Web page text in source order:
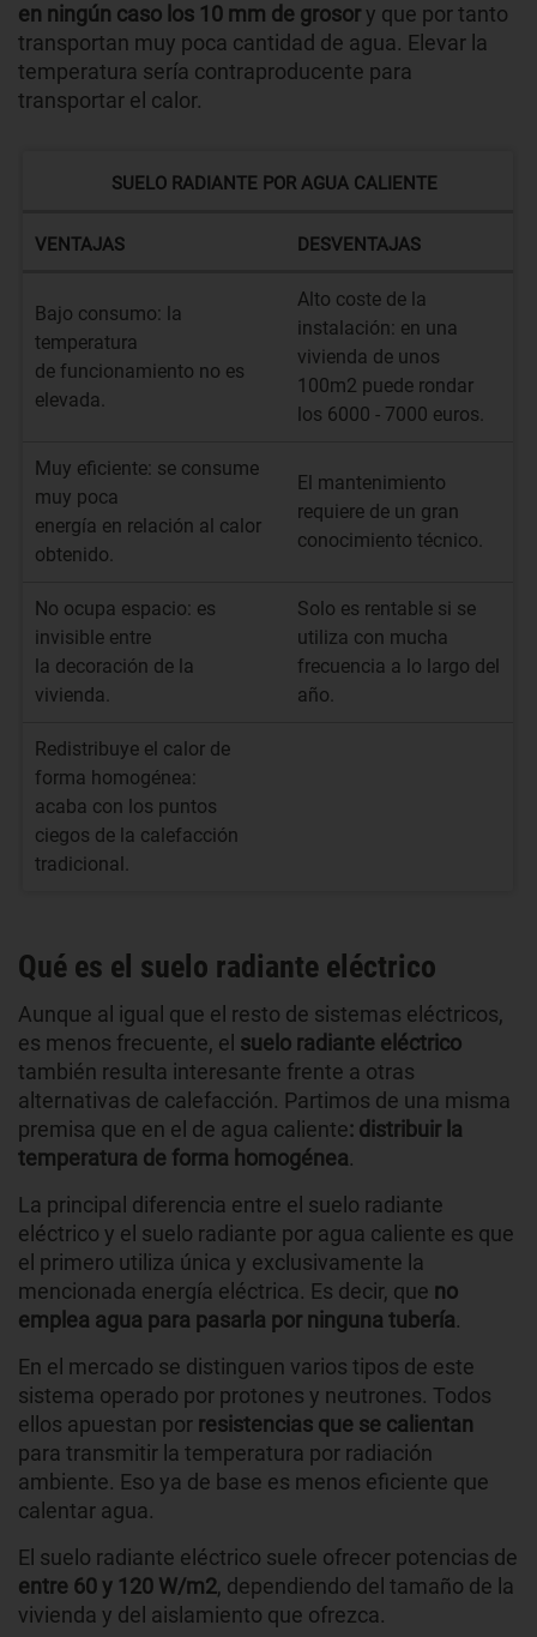
en ningún caso los 10 mm de grosory que por tanto
transportan muy poca cantidad de agua. Elevar la
temperatura sería contraproducente para
transportar el calor.
SUELO RADIANTE POR AGUA CALIENTE
VENTAJAS DESVENTAJAS
Bajo consumo: la
temperatura
de funcionamiento no es
elevada.
Alto coste de la
instalación: en una
vivienda de unos
100m2 puede rondar
los 6000 - 7000 euros.
Muy eficiente: se consume
muy poca
energía en relación al calor
obtenido.
El mantenimiento
requiere de un gran
conocimiento técnico.
No ocupa espacio: es
invisible entre
la decoración de la
vivienda.
Solo es rentable si se
utiliza con mucha
frecuencia a lo largo del
año.
Redistribuye el calor de
forma homogénea:
acaba con los puntos
ciegos de la calefacción
tradicional.
Qué es el suelo radiante eléctrico
Aunque al igual que el resto de sistemas eléctricos,
es menos frecuente, el suelo radiante eléctrico
también resulta interesante frente a otras
alternativas de calefacción. Partimos de una misma
premisa que en el de agua caliente: distribuir la
temperatura de forma homogénea.
La principal diferencia entre el suelo radiante
eléctrico y el suelo radiante por agua caliente es que
el primero utiliza única y exclusivamente la
mencionada energía eléctrica. Es decir, que no
emplea agua para pasarla por ninguna tubería.
En el mercado se distinguen varios tipos de este
sistema operado por protones y neutrones. Todos
ellos apuestan por resistencias que se calientan
para transmitir la temperatura por radiación
ambiente. Eso ya de base es menos eficiente que
calentar agua.
El suelo radiante eléctrico suele ofrecer potencias de
entre 60 y 120 W/m2, dependiendo del tamaño de la
vivienda y del aislamiento que ofrezca.